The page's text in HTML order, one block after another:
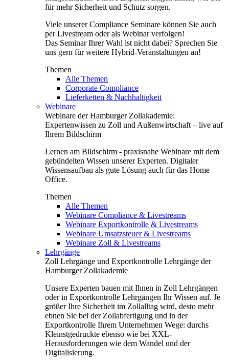
für mehr Sicherheit und Schutz sorgen.
Viele unserer Compliance Seminare können Sie auch
per Livestream oder als Webinar verfolgen!
Das Seminar Ihrer Wahl ist nicht dabei? Sprechen Sie
uns gern für weitere Hybrid-Veranstaltungen an!
Themen
Alle Themen
Corporate Compliance
Lieferketten & Nachhaltigkeit
Webinare
Webinare der Hamburger Zollakademie:
Expertenwissen zu Zoll und Außenwirtschaft – live auf
Ihrem Bildschirm
Lernen am Bildschirm - praxisnahe Webinare mit dem
gebündelten Wissen unserer Experten. Digitaler
Wissensaufbau als gute Lösung auch für das Home
Office.
Themen
Alle Themen
Webinare Compliance & Livestreams
Webinare Exportkontrolle & Livestreams
Webinare Umsatzsteuer & Livestreams
Webinare Zoll & Livestreams
Lehrgänge
Zoll Lehrgänge und Exportkontrolle Lehrgänge der
Hamburger Zollakademie
Unsere Experten bauen mit Ihnen in Zoll Lehrgängen
oder in Exportkontrolle Lehrgängen Ihr Wissen auf. Je
größer Ihre Sicherheit im Zollalltag wird, desto mehr
ebnen Sie bei der Zollabfertigung und in der
Exportkontrolle Ihrem Unternehmen Wege: durchs
Kleinstgedruckte ebenso wie bei XXL-
Herausforderungen wie dem Wandel und der
Digitalisierung.